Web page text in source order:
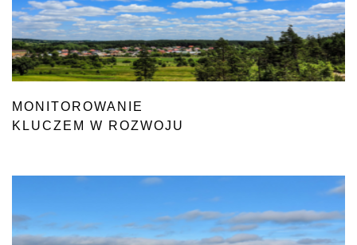
MONITOROWANIE
KLUCZEM W ROZWOJU